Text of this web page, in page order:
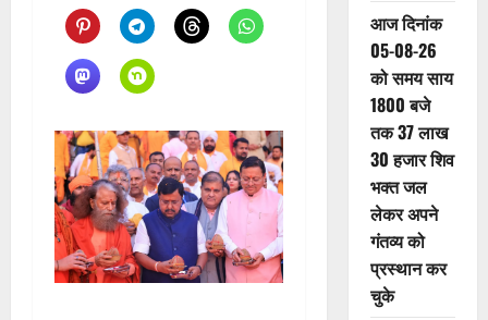
आज दिनांक
05-08-26
को समय साय
1800 बजे
तक 37 लाख
30 हजार शिव
भक्त जल
लेकर अपने
गंतव्य को
प्रस्थान कर
चुके